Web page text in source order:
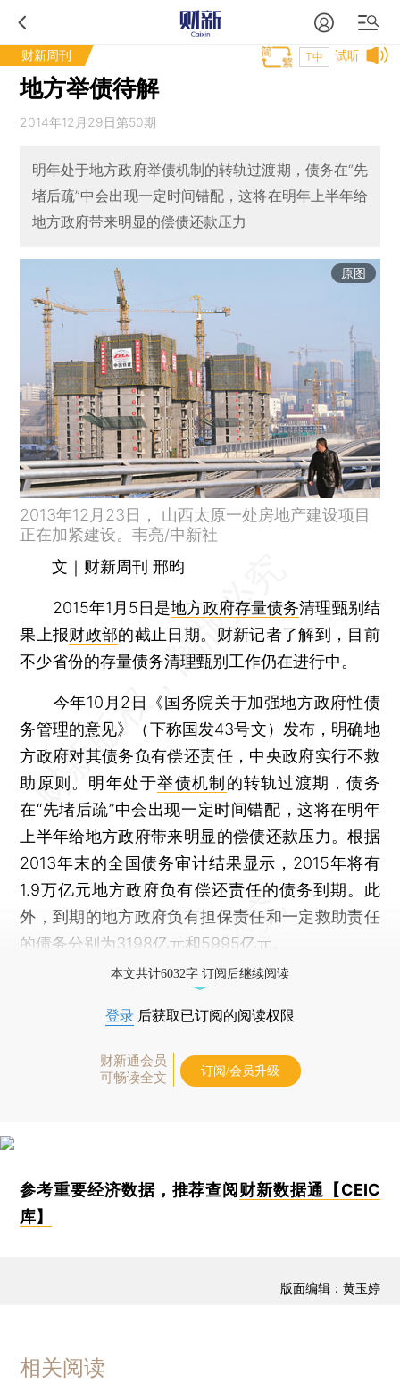
财新周刊 试听
T中
地方举债待解
2014年12月29日第50期
明年处于地方政府举债机制的转轨过渡期，债务在“先
堵后疏”中会出现一定时间错配，这将在明年上半年给
地方政府带来明显的偿债还款压力
原图
2013年12月23日， 山西太原一处房地产建设项目
正在加紧建设。韦亮/中新社
文｜财新周刊 邢昀
2015年1月5日是地方政府存量债务清理甄别结
果上报财政部的截止日期。财新记者了解到，目前
不少省份的存量债务清理甄别工作仍在进行中。
今年10月2日《国务院关于加强地方政府性债
务管理的意见》（下称国发43号文）发布，明确地
方政府对其债务负有偿还责任，中央政府实行不救
助原则。明年处于举债机制 的转轨过渡期，债务
在“先堵后疏”中会出现一定时间错配，这将在明年
上半年给地方政府带来明显的偿债还款压力。根据
2013年末的全国债务审计结果显示，2015年将有
1.9万亿元地方政府负有偿还责任的债务到期。此
外，到期的地方政府负有担保责任和一定救助责任
的债务分别为3198亿元和5995亿元。
本文共计6032字 订阅后继续阅读
登录 后获取已订阅的阅读权限
财新通会员
可畅读全文
订阅/会员升级
参考重要经济数据，推荐查阅 财新数据通【CEIC
库】
版面编辑：黄玉婷
相关阅读